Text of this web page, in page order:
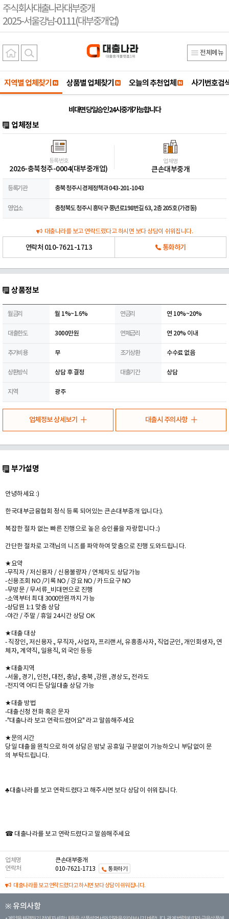
주식회사대출나라대부중개
2025-서울강남-0111(대부중개업)
전체메뉴
지역별 업체찾기 상품별 업체찾기 오늘의 추천업체 사기번호검
비대면 당일승인 24시 중개가능합니다
업체정보
등록번호
2026-충북청주-0004(대부중개업)
업체명
큰손대부중개
등록기관 충북 청주시 경제정책과 043-201-1043
영업소 충청북도 청주시 흥덕구 풍년로198번길 63, 2층 205호 (가경동)
대출나라를 보고 연락드렸다고 하시면 보다 상담이 쉬워집니다.
연락처 010-7621-1713 통화하기
상품정보
월금리 월 1%~1.6% 연금리 연 10%~20%
대출한도 3000만원 연체금리 연 20% 이내
추가비용 무 조기상환 수수료 없음
상환방식 상담 후 결정 대출기간 상담
지역 광주
업체정보 상세보기 대출시 주의사항
부가설명
안녕하세요 :)
한국대부금융협회 정식 등록 되어있는 큰손대부중개 입니다:).
복잡한 절차 없는 빠른 진행으로 높은 승인률을 자랑합니다.:)
간단한 절차로 고객님의 니즈를 파악하여 맞춤으로 진행 도와드립니다.
★요약
-무직자 / 저신용자 / 신용불량자 / 연체자도 상담가능
-신용조회 NO /기록 NO / 강요 NO / 카드요구 NO
-무방문 / 무서류_비대면으로 진행
-소액부터 최대 3000만원까지 가능
-상담원 1:1 맞춤 상담
-야간 / 주말 / 휴일 24시간 상담 OK
★대출 대상
- 직장인, 저신용자., 무직자, 사업자, 프리랜서, 유흥종사자, 직업군인, 개인회생자, 연
체자, 계약직, 일용직, 외국인 등등
★대출지역
-서울, 경기, 인천, 대전, 충남, 충북 ,강원 ,경상도, 전라도
-전지역 어디든 당일대출 상담 가능
★대출 방법
-대출신청 전화 혹은 문자
-"대출나라 보고 연락드렸어요" 라고 말씀해주세요
★문의시간
당일 대출을 원칙으로 하여 상담은 밤낮 공휴일 구분없이 가능하오니 부담없이 문
의 부탁드립니다.
♣대출나라를 보고 연락드렸다고 해주시면 보다 상담이 쉬워집니다.
☎ 대출나라를 보고 연락드렸다고 말씀해주세요
업체명
큰손대부중개
연락처
010-7621-1713 통화하기
대출나라를 보고 연락드렸다고 하시면 보다 상담이 쉬워집니다.
※ 유의사항